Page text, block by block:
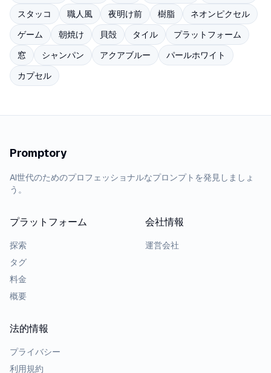
スタッコ
職人風 夜明け前 樹脂
ネオンピクセル
ゲーム
朝焼け 貝殻 タイル
プラットフォーム
窓
シャンパン アクアブルー
パールホワイト
カプセル
Promptory
AI世代のためのプロフェッショナルなプロンプトを発見しましょ
う。
プラットフォーム
探索
タグ
料金
概要
会社情報
運営会社
法的情報
プライバシー
利用規約